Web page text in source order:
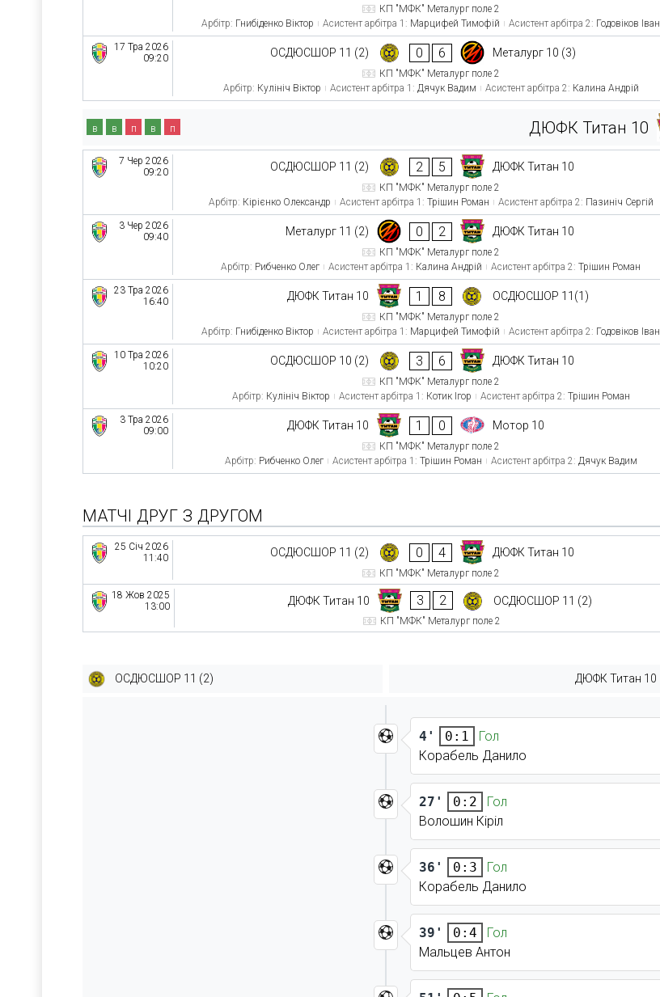
КП "МФК" Металург поле 2
Арбітр: Гнибіденко Віктор Асистент арбітра 1: Марцифей Тимофій Асистент арбітра 2: Годовіков Іван
17 Тра 2026
09:20
ОСДЮСШОР 11 (2) 0 6 Металург 10 (3)
КП "МФК" Металург поле 2
Арбітр: Кулініч Віктор Асистент арбітра 1: Дячук Вадим Асистент арбітра 2: Калина Андрій
ДЮФК Титан 10
в в п в п
7 Чер 2026
09:20
ОСДЮСШОР 11 (2) 2 5 ДЮФК Титан 10
КП "МФК" Металург поле 2
Арбітр: Кірієнко Олександр Асистент арбітра 1: Трішин Роман Асистент арбітра 2: Пазиніч Сергій
3 Чер 2026
09:40
Металург 11 (2) 0 2 ДЮФК Титан 10
КП "МФК" Металург поле 2
Арбітр: Рибченко Олег Асистент арбітра 1: Калина Андрій Асистент арбітра 2: Трішин Роман
23 Тра 2026
16:40
ДЮФК Титан 10 1 8 ОСДЮСШОР 11(1)
КП "МФК" Металург поле 2
Арбітр: Гнибіденко Віктор Асистент арбітра 1: Марцифей Тимофій Асистент арбітра 2: Годовіков Іван
10 Тра 2026
10:20
ОСДЮСШОР 10 (2) 3 6 ДЮФК Титан 10
КП "МФК" Металург поле 2
Арбітр: Кулініч Віктор Асистент арбітра 1: Котик Ігор Асистент арбітра 2: Трішин Роман
3 Тра 2026
09:00
ДЮФК Титан 10 1 0 Мотор 10
КП "МФК" Металург поле 2
Арбітр: Рибченко Олег Асистент арбітра 1: Трішин Роман Асистент арбітра 2: Дячук Вадим
МАТЧІ ДРУГ З ДРУГОМ
25 Січ 2026
11:40
ОСДЮСШОР 11 (2) 0 4 ДЮФК Титан 10
КП "МФК" Металург поле 2
18 Жов 2025
13:00
ДЮФК Титан 10 3 2 ОСДЮСШОР 11 (2)
КП "МФК" Металург поле 2
ОСДЮСШОР 11 (2) ДЮФК Титан 10
4' 0:1
Гол
Корабель Данило
27' 0:2
Гол
Волошин Кіріл
36' 0:3
Гол
Корабель Данило
39' 0:4
Гол
Мальцев Антон